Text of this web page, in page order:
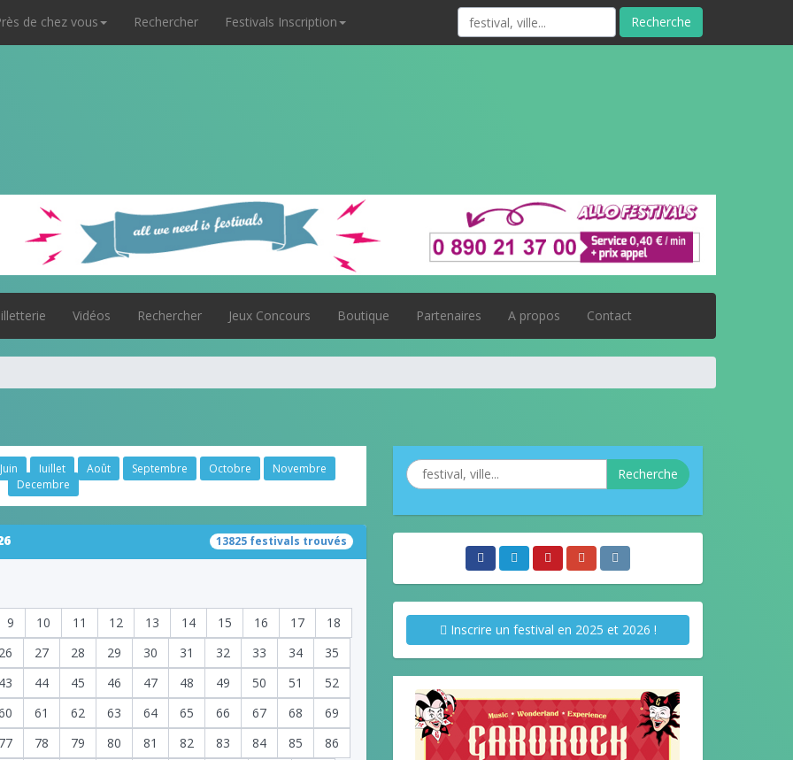
de chez vous Rechercher Festivals Inscription Recherche
Vidéos Rechercher Jeux Concours Boutique Partenaires A propos Contact
Juin Juillet Août Septembre Octobre
Novembre
Decembre
13825 festivals trouvés
9 10 11 12 13 14 15 16 17
18
27 28 29 30 31 32 33 34
35
44 45 46 47 48 49 50 51
52
61 62 63 64 65 66 67 68
69
78 79 80 81 82 83 84 85
86
Recherche
Inscrire un festival en 2025 et 2026 !